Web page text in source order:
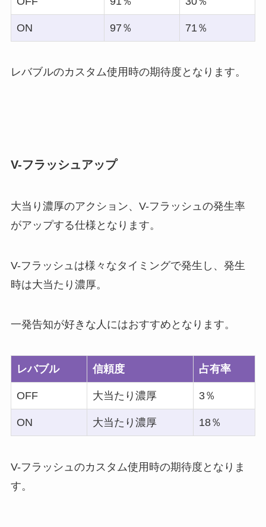
ON 97％ 71％
レバブルのカスタム使用時の期待度となります。
V-フラッシュアップ
大当り濃厚のアクション、V-フラッシュの発生率
がアップする仕様となります。
V-フラッシュは様々なタイミングで発生し、発生
時は大当たり濃厚。
一発告知が好きな人にはおすすめとなります。
レバブル 信頼度 占有率
OFF 大当たり濃厚 3％
ON 大当たり濃厚 18％
V-フラッシュのカスタム使用時の期待度となりま
す。